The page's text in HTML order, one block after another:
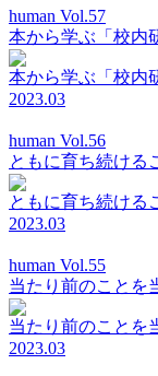
human Vol.57
本から学ぶ「校内
本から学ぶ「校内
2023.03
human Vol.56
ともに育ち続ける
ともに育ち続ける
2023.03
human Vol.55
当たり前のことを
当たり前のことを
2023.03